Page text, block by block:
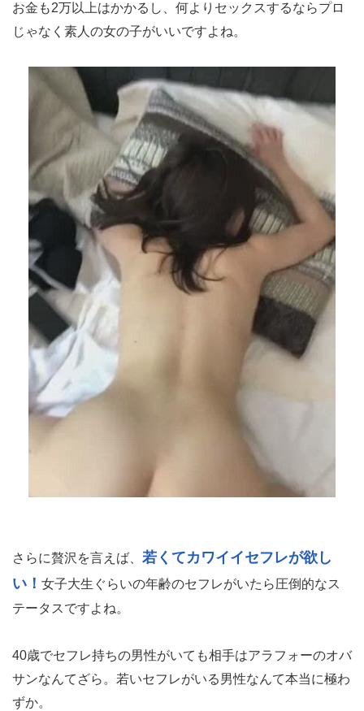
お金も2万以上はかかるし、何よりセックスするならプロ
じゃなく素人の女の子がいいですよね。
さらに贅沢を言えば、 若くてカワイイセフレが欲し
い！ 女子大生ぐらいの年齢のセフレがいたら圧倒的なス
テータスですよね。
40歳でセフレ持ちの男性がいても相手はアラフォーのオバ
サンなんてざら。若いセフレがいる男性なんて本当に極わ
ずか。